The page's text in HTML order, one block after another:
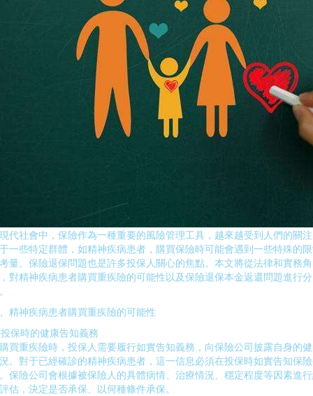
代社會中，保險作為一種重要的風險管理工具，越來越受到人們的關
一些特定群體，如精神疾病患者，購買保險時可能會遇到一些特殊的
量。保險退保問題也是許多投保人關心的焦點。本文將從法律和實務角
對精神疾病患者購買重疾險的可能性以及保險退保本金返還問題進行分
精神疾病患者購買重疾險的可能性
保時的健康告知義務
買重疾險時，投保人需要履行如實告知義務，向保險公司披露自身的
。對于已經確診的精神疾病患者，這一信息必須在投保時如實告知保
保險公司會根據被保險人的具體病情、治療情況、穩定程度等因素進
估，決定是否承保、以何種條件承保。